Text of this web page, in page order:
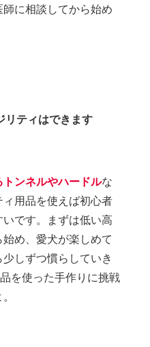
に相談してから始め
リティはできます
トンネルやハードルな
用品を使えば初心者
です。まずは低い高
め、愛犬が楽しめて
しずつ慣らしていき
を使った手作りに挑戦